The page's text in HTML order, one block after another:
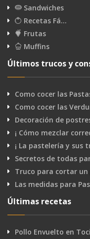
Sandwiches
Recetas Fá…
Frutas
Muffins
Últimos trucos y
Como cocer las
Como cocer las
Decoración de
¡ Cómo mezclar
¡ La pastelería y sus
Secretos de todas
Truco para cortar un
Las medidas para
Últimas recetas
Pollo Envuelto en